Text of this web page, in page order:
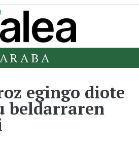
ARABA
egingo diote
beldarraren